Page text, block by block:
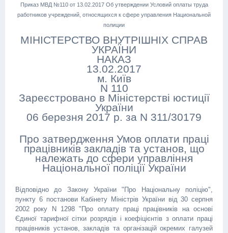
Приказ МВД №110 от 13.02.2017 Об утверждении Условий оплаты труда
работников учреждений, относящихся к сфере управления Национальной
полиции
МІНІСТЕРСТВО ВНУТРІШНІХ СПРАВ
УКРАЇНИ
НАКАЗ
13.02.2017
м. Київ
N 110
Зареєстровано в Міністерстві юстиції
України
06 березня 2017 р. за N 311/30179
Про затвердження Умов оплати праці
працівників закладів та установ, що
належать до сфери управління
Національної поліції України
Відповідно до Закону України "Про Національну поліцію",
пункту 6 постанови Кабінету Міністрів України від 30 серпня
2002 року N 1298 "Про оплату праці працівників на основі
Єдиної тарифної сітки розрядів і коефіцієнтів з оплати праці
працівників установ, закладів та організацій окремих галузей